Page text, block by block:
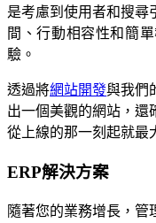
是考慮到使用者和搜尋
間、行動相容性和簡
驗。
透過將網站開發與我們
出一個美觀的網站，
從上線的那一刻起就最
ERP解決方案
隨著您的業務增長，管